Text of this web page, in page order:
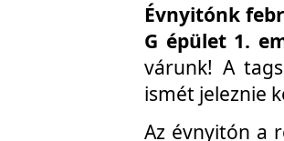
Évnyitónk
G épület 1.
várunk! A
ismét jeleznie
Az évnyitón a